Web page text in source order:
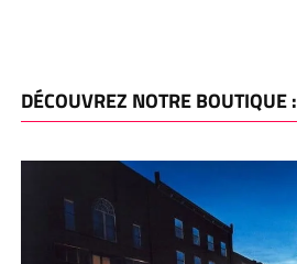
DÉCOUVREZ NOTRE BOUTIQUE :